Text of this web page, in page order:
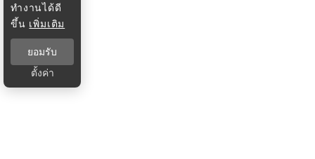
ทำงานได้ดี
ขึ้น เพิ่มเติม
ยอมรับ
ตั้งค่า